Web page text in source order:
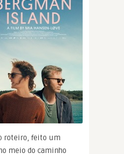
roteiro, feito um
meio do caminho